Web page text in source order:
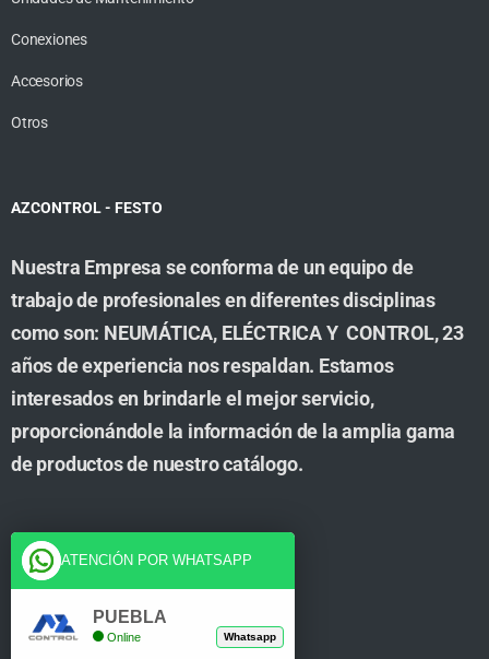
Conexiones
Accesorios
Otros
AZCONTROL - FESTO
Nuestra Empresa se conforma de un equipo de
trabajo de profesionales en diferentes disciplinas
como son: NEUMÁTICA, ELÉCTRICA Y CONTROL, 23
años de experiencia nos respaldan. Estamos
interesados en brindarle el mejor servicio,
proporcionándole la información de la amplia gama
de productos de nuestro catálogo.
Cuenta
Tienda
ATENCIÓN POR WHATSAPP
PUEBLA
Online Whatsapp